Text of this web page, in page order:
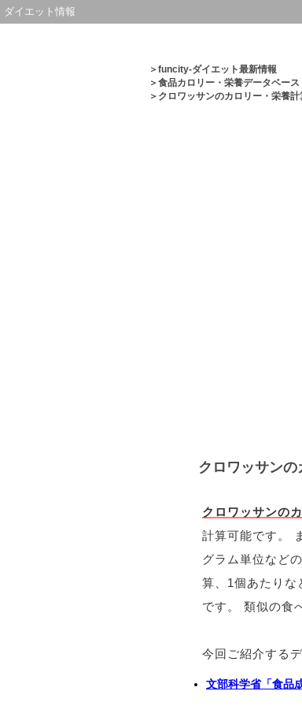
ダイエット情報
＞funcity-ダイエット最新情報
＞食品カロリー・栄養データベース
＞クロワッサンのカロリー・栄養計
クロワッサン
クロワッサンの
計算可能です。
グラム単位など
算、1個あたりな
です。 類似の食
今回ご紹介する
文部科学省「食品